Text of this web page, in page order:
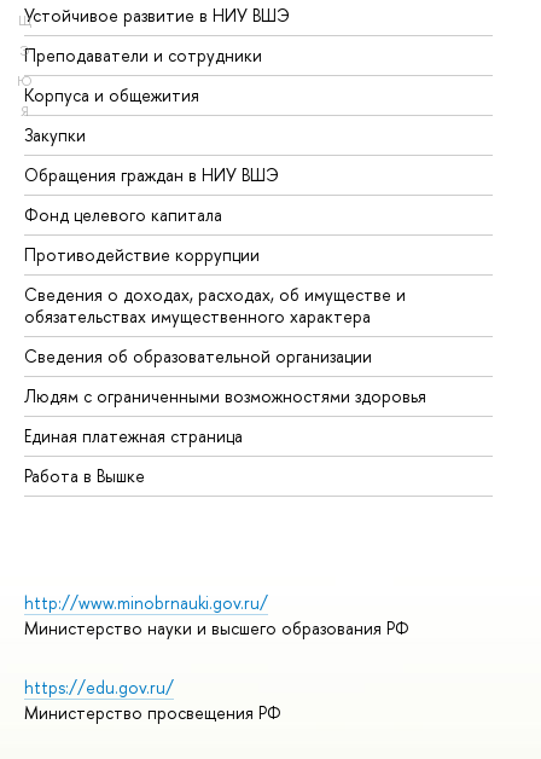
Щ
Э
Ю
Я
Устойчивое развитие в НИУ ВШЭ
Преподаватели и сотрудники
Корпуса и общежития
Закупки
Обращения граждан в НИУ ВШЭ
Фонд целевого капитала
Противодействие коррупции
Сведения о доходах, расходах, об имуществе и
обязательствах имущественного характера
Сведения об образовательной организации
Людям с ограниченными возможностями здоровья
Единая платежная страница
Работа в Вышке
http://www.minobrnauki.gov.ru/
Министерство науки и высшего образования РФ
https://edu.gov.ru/
Министерство просвещения РФ